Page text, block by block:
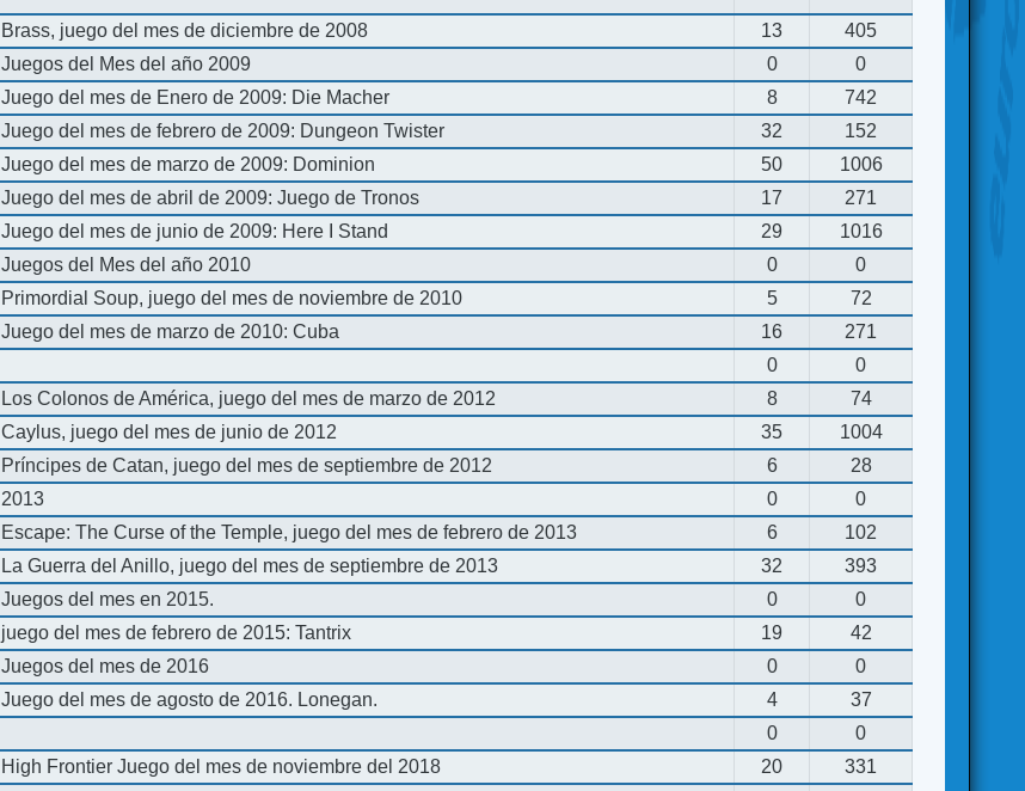
Brass, juego del mes de diciembre de 2008 13
405
Juegos del Mes del año 2009 0
0
Juego del mes de Enero de 2009: Die Macher 8
742
Juego del mes de febrero de 2009: Dungeon Twister 32
152
Juego del mes de marzo de 2009: Dominion 50
1006
Juego del mes de abril de 2009: Juego de Tronos 17
271
Juego del mes de junio de 2009: Here I Stand 29
1016
Juegos del Mes del año 2010 0
0
Primordial Soup, juego del mes de noviembre de 2010 5
72
Juego del mes de marzo de 2010: Cuba 16
271
0
0
Los Colonos de América, juego del mes de marzo de 2012 8
74
Caylus, juego del mes de junio de 2012 35
1004
Príncipes de Catan, juego del mes de septiembre de 2012 6
28
2013 0
0
Escape: The Curse of the Temple, juego del mes de febrero de 2013 6
102
La Guerra del Anillo, juego del mes de septiembre de 2013 32
393
Juegos del mes en 2015. 0
0
juego del mes de febrero de 2015: Tantrix 19
42
Juegos del mes de 2016 0
0
Juego del mes de agosto de 2016. Lonegan. 4
37
0
0
High Frontier Juego del mes de noviembre del 2018 20
331